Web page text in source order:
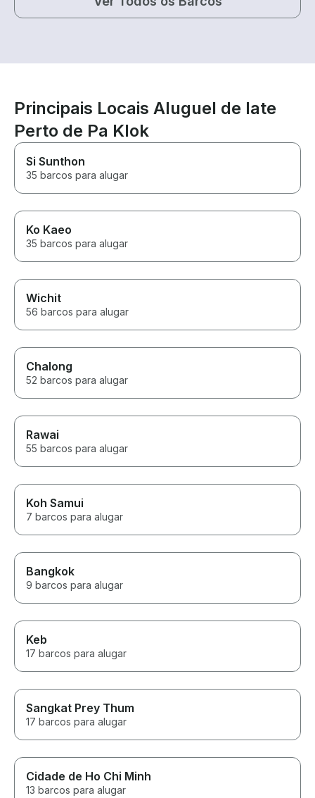
Principais Locais Aluguel de Iate
Perto de Pa Klok
Si Sunthon
35 barcos para alugar
Ko Kaeo
35 barcos para alugar
Wichit
56 barcos para alugar
Chalong
52 barcos para alugar
Rawai
55 barcos para alugar
Koh Samui
7 barcos para alugar
Bangkok
9 barcos para alugar
Keb
17 barcos para alugar
Sangkat Prey Thum
17 barcos para alugar
Cidade de Ho Chi Minh
13 barcos para alugar